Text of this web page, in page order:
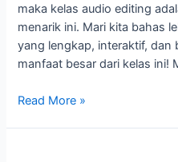
maka kelas audio editing
menarik ini. Mari kita bahas
yang lengkap, interaktif, dan
manfaat besar dari kelas ini!
Read More »